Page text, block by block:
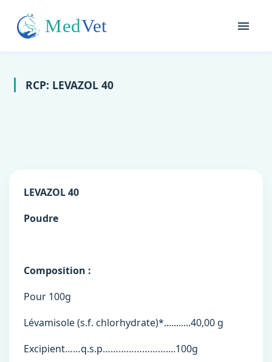
RCP: LEVAZOL 40
LEVAZOL 40
Poudre
Composition :
Pour 100g
Lévamisole (s.f. chlorhydrate)*...........40,00 g
Excipient……q.s.p……………………....100g